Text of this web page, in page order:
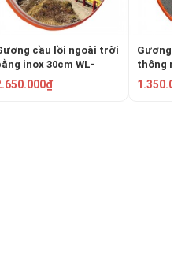
cầu lồi ngoài trời
inox 30cm WL-
30
Gương
thông
PKC-0080